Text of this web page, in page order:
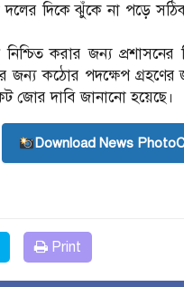
দিকে ঝুঁকে না পড়ে
নিশ্চিত করার জন্য
জন্য কঠোর পদক্ষেপ গ্রহণের
জোর দাবি জানানো হয়েছে।
Download News
Print